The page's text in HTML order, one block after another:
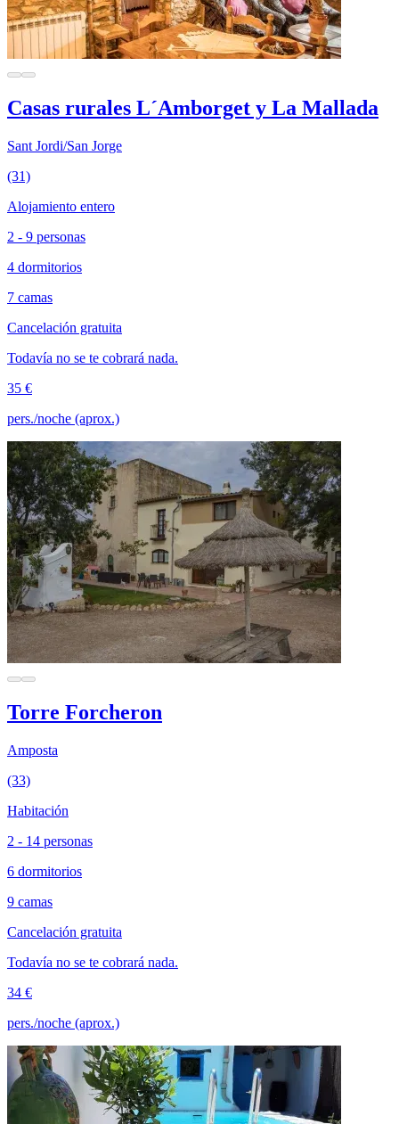
Casas rurales L´Amborget y La Mallada
Sant Jordi/San Jorge
(31)
Alojamiento entero
2 - 9 personas
4 dormitorios
7 camas
Cancelación gratuita
Todavía no se te cobrará nada.
35 €
pers./noche (aprox.)
Torre Forcheron
Amposta
(33)
Habitación
2 - 14 personas
6 dormitorios
9 camas
Cancelación gratuita
Todavía no se te cobrará nada.
34 €
pers./noche (aprox.)